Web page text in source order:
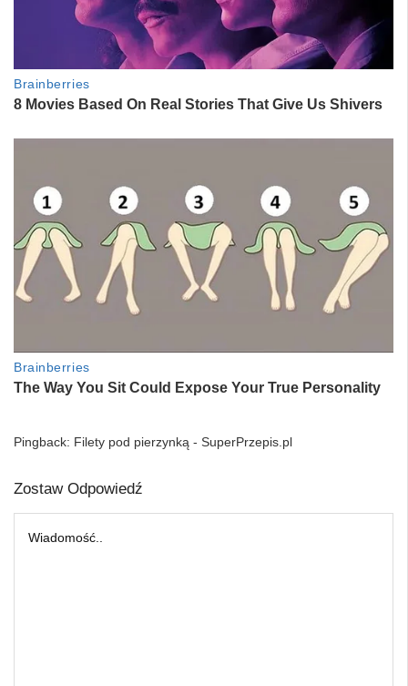
Pingback: Filety pod pierzynką - SuperPrzepis.pl
Zostaw Odpowiedź